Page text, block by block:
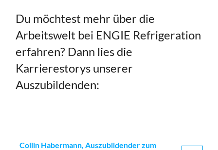
Du möchtest mehr über die
Arbeitswelt bei ENGIE Refrigeration
erfahren? Dann lies die
Karrierestorys unserer
Auszubildenden:
Collin Habermann, Auszubildender zum